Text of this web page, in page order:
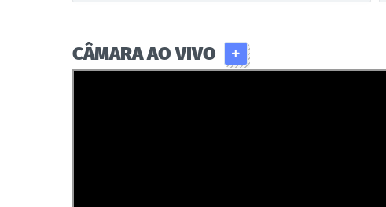
Ordinária da atual 19ª Legislatura. Em uma noite sem novos
CÂMARA AO VIVO